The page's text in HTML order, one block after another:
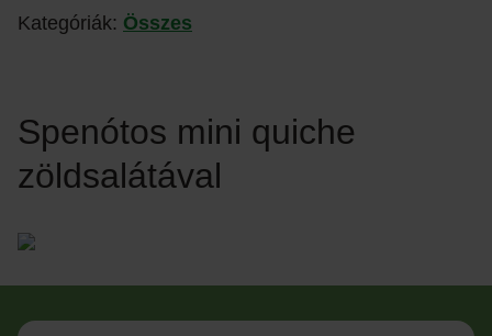
Kategóriák: Összes
Spenótos mini quiche
zöldsalátával